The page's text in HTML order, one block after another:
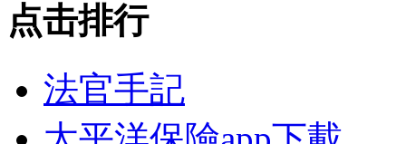
点击排行
法官手記